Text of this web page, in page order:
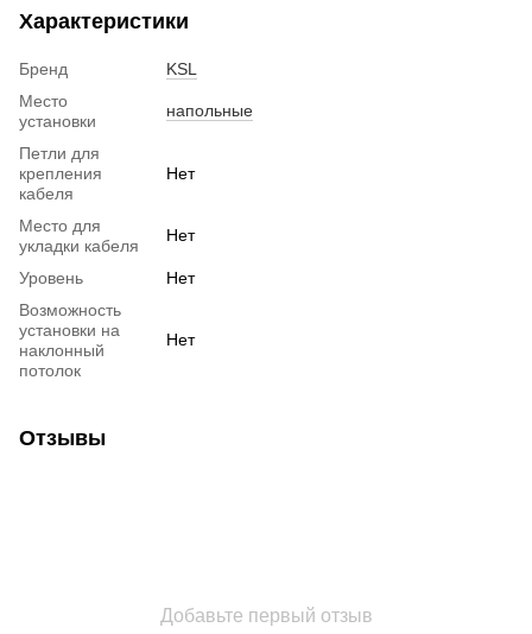
Характеристики
Бренд
KSL
Место
установки
напольные
Петли для
крепления
кабеля
Нет
Место для
укладки кабеля
Нет
Уровень
Нет
Возможность
установки на
наклонный
потолок
Нет
Отзывы
Добавьте первый отзыв